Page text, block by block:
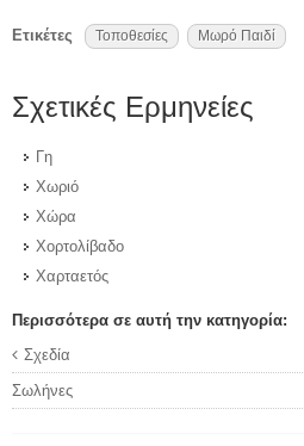
Ετικέτες Τοποθεσίες Μωρό Παιδί
Σχετικές Ερμηνείες
Γη
Χωριό
Χώρα
Χορτολίβαδο
Χαρταετός
Περισσότερα σε αυτή την κατηγορία:
Σχεδία
Σωλήνες